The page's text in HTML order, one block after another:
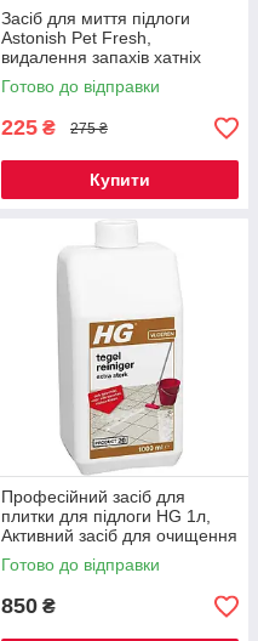
Засіб для миття підлоги
Astonish Pet Fresh,
видалення запахів хатніх
тварин, концентрат, 1000 мл
Готово до відправки
225 ₴ 275 ₴
Купити
Професійний засіб для
плитки для підлоги HG 1л,
Активний засіб для очищення
плитки для підлоги HG 1000
мл
Готово до відправки
850 ₴